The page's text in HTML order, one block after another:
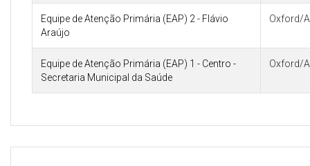
Equipe de Atenção Primária (EAP) 2 - Flávio
Araújo
Oxford/
Equipe de Atenção Primária (EAP) 1 - Centro -
Secretaria Municipal da Saúde
Oxford/